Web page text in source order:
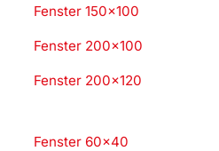
Fenster 150×100
Fenster 200×100
Fenster 200×120
Fenster 60×40